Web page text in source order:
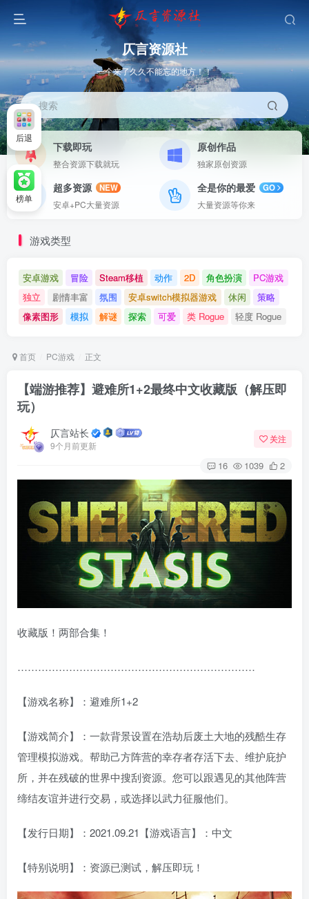
仄言资源社
一个来了久久不能忘的地方！！
搜索
下载即玩
整合资源下载就玩
原创作品
独家原创资源
超多资源
NEW
安卓+PC大量资源
全是你的最爱
GO
大量资源等你来
游戏类型
安卓游戏 冒险 Steam移植 动作 2D 角色扮演
PC游戏
独立
剧情丰富 氛围 安卓switch模拟器游戏 休闲
策略
像素图形
模拟 解谜 探索 可爱 类 Rogue 轻度 Rogue
首页 PC游戏 正文
【端游推荐】避难所1+2最终中文收藏版（解压即
玩）
仄言站长
9个月前更新
关注
16 1039 2
收藏版！两部合集！
……………………………………………………………
【游戏名称】：避难所1+2
【游戏简介】：一款背景设置在浩劫后废土大地的残酷生存
管理模拟游戏。帮助己方阵营的幸存者存活下去、维护庇护
所，并在残破的世界中搜刮资源。您可以跟遇见的其他阵营
缔结友谊并进行交易，或选择以武力征服他们。
【发行日期】：2021.09.21【游戏语言】：中文
【特别说明】：资源已测试，解压即玩！
后退
榜单